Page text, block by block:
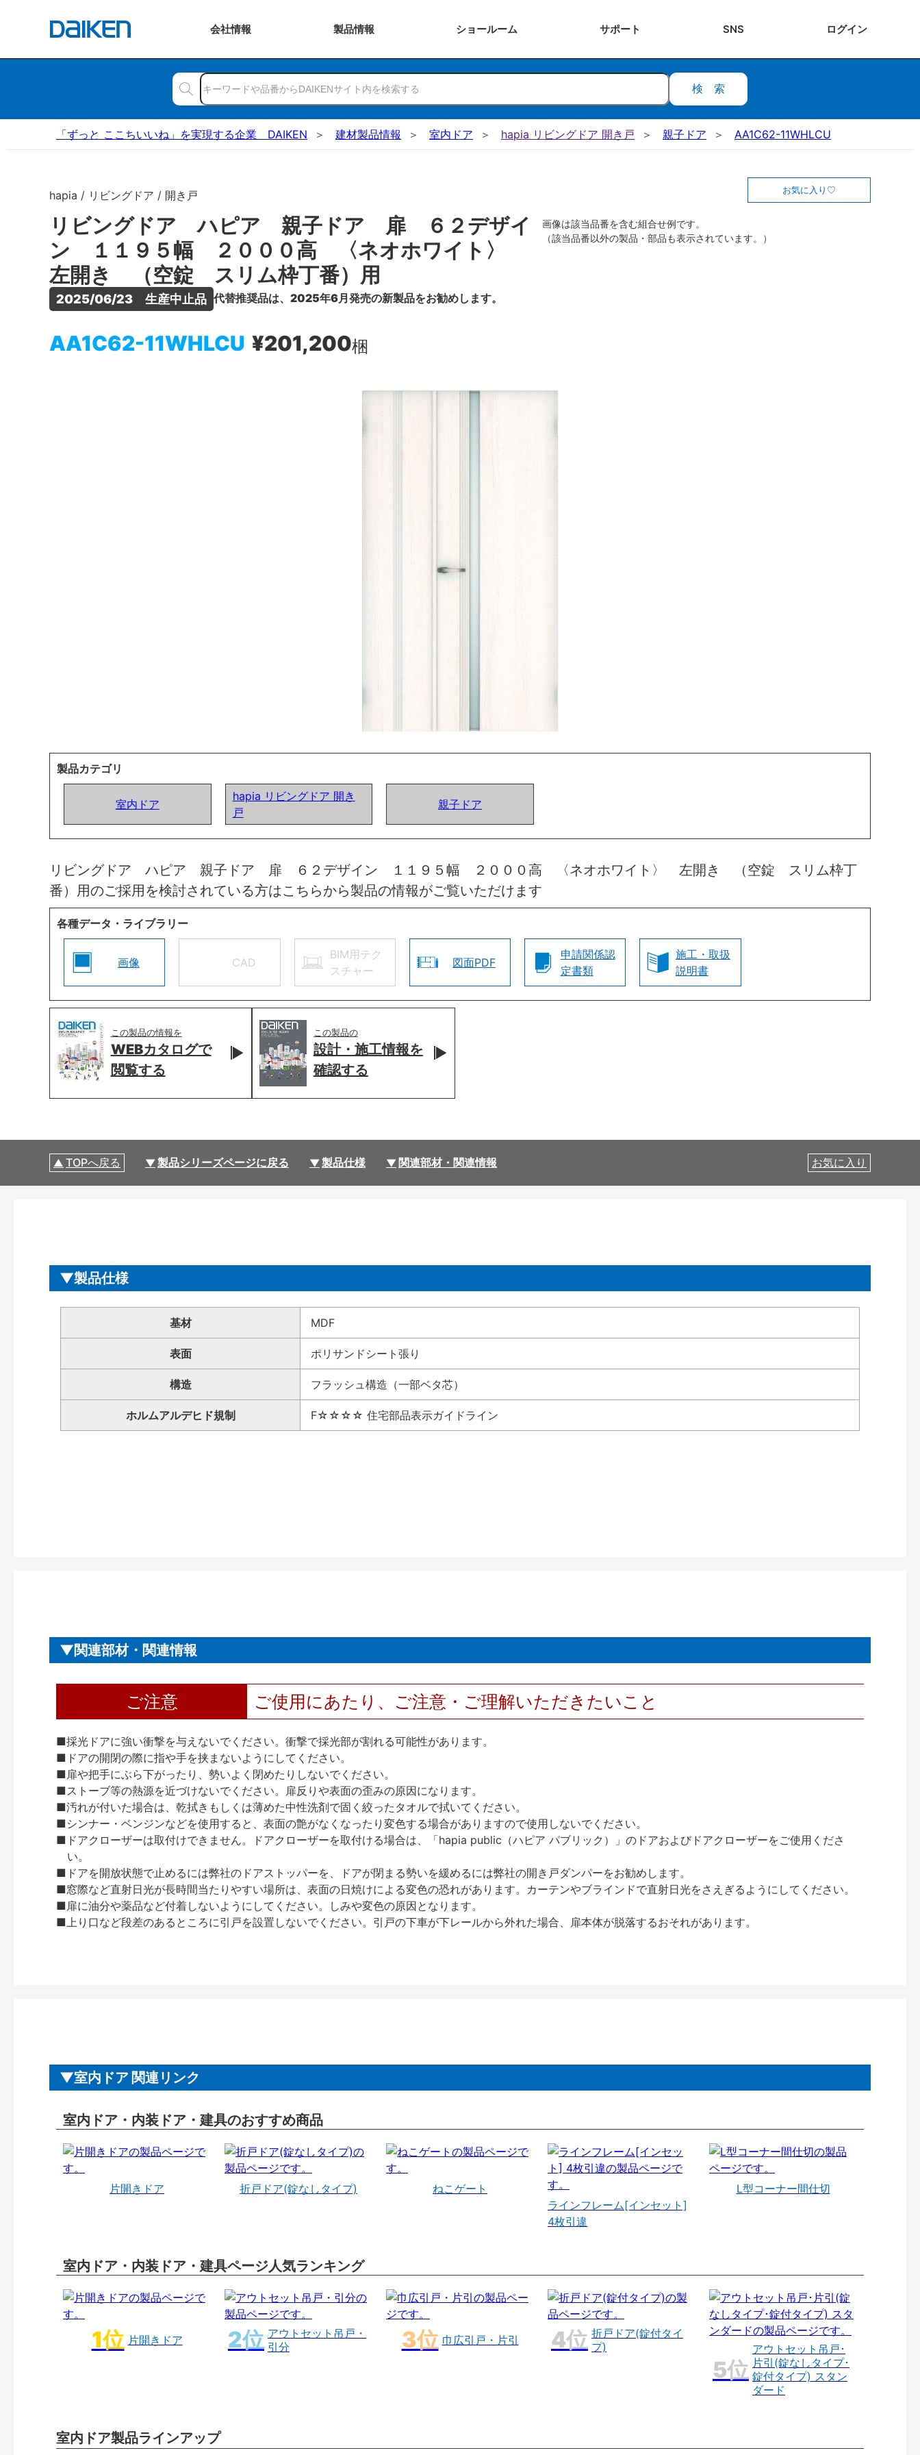
会社情報 製品情報 ショールーム サポート SNS ログイン
検索
「ずっと ここちいいね」を実現する企業 DAIKEN 建材製品情報 室内ドア hapia リビングドア 開き戸 親子ドア AA1C62-11WHLCU
hapia / リビングドア / 開き戸
リビングドア ハピア 親子ドア 扉 ６２デザイ
ン １１９５幅 ２０００高 〈ネオホワイト〉
左開き （空錠 スリム枠丁番）用
2025/06/23　生産中止品 代替推奨品は、2025年6月発売の新製品をお勧めします。
AA1C62-11WHLCU ¥201,200梱
お気に入り
画像は該当品番を含む組合せ例です。
（該当品番以外の製品・部品も表示されています。）
製品カテゴリ
室内ドア
hapia リビングドア 開き
戸
親子ドア
リビングドア ハピア 親子ドア 扉 ６２デザイン １１９５幅 ２０００高 〈ネオホワイト〉 左開き （空錠 スリム枠丁
番）用のご採用を検討されている方はこちらから製品の情報がご覧いただけます
各種データ・ライブラリー
画像 CAD
BIM用テク
スチャー
図面PDF
申請関係認
定書類
施工・取扱
説明書
この製品の情報を
WEBカタログで
閲覧する
この製品の
設計・施工情報を
確認する
TOPへ戻る 製品シリーズページに戻る 製品仕様 関連部材・関連情報 お気に入り
製品仕様
基材 MDF
表面 ポリサンドシート張り
構造 フラッシュ構造（一部ベタ芯）
ホルムアルデヒド規制 F☆☆☆☆ 住宅部品表示ガイドライン
関連部材・関連情報
ご注意 ご使用にあたり、ご注意・ご理解いただきたいこと
■採光ドアに強い衝撃を与えないでください。衝撃で採光部が割れる可能性があります。
■ドアの開閉の際に指や手を挟まないようにしてください。
■扉や把手にぶら下がったり、勢いよく閉めたりしないでください。
■ストーブ等の熱源を近づけないでください。扉反りや表面の歪みの原因になります。
■汚れが付いた場合は、乾拭きもしくは薄めた中性洗剤で固く絞ったタオルで拭いてください。
■シンナー・ベンジンなどを使用すると、表面の艶がなくなったり変色する場合がありますので使用しないでください。
■ドアクローザーは取付けできません。ドアクローザーを取付ける場合は、「hapia public（ハピア パブリック）」のドアおよびドアクローザーをご使用くださ
い。
■ドアを開放状態で止めるには弊社のドアストッパーを、ドアが閉まる勢いを緩めるには弊社の開き戸ダンパーをお勧めします。
■窓際など直射日光が長時間当たりやすい場所は、表面の日焼けによる変色の恐れがあります。カーテンやブラインドで直射日光をさえぎるようにしてください。
■扉に油分や薬品など付着しないようにしてください。しみや変色の原因となります。
■上り口など段差のあるところに引戸を設置しないでください。引戸の下車が下レールから外れた場合、扉本体が脱落するおそれがあります。
室内ドア 関連リンク
室内ドア・内装ドア・建具のおすすめ商品
片開きドア 折戸ドア(錠なしタイプ)
ねこゲート
ラインフレーム[インセット]
4枚引違
L型コーナー間仕切
室内ドア・内装ドア・建具ページ人気ランキング
片開きドア
アウトセット吊戸・
引分
巾広引戸・片引
折戸ドア(錠付タイ
プ)
アウトセット吊戸･
片引(錠なしタイプ･
錠付タイプ) スタン
ダード
室内ドア製品ラインアップ